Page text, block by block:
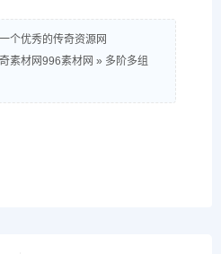
个优秀的传奇资源网
素材网996素材网 » 多阶多组